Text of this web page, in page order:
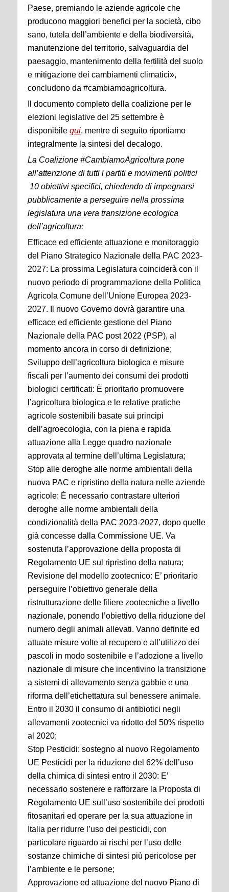
Paese, premiando le aziende agricole che
producono maggiori benefici per la società, cibo
sano, tutela dell’ambiente e della biodiversità,
manutenzione del territorio, salvaguardia del
paesaggio, mantenimento della fertilità del suolo
e mitigazione dei cambiamenti climatici»,
concludono da #cambiamoagricoltura.
Il documento completo della coalizione per le
elezioni legislative del 25 settembre è
disponibile qui, mentre di seguito riportiamo
integralmente la sintesi del decalogo.
La Coalizione #CambiamoAgricoltura pone
all’attenzione di tutti i partiti e movimenti politici
10 obiettivi specifici, chiedendo di impegnarsi
pubblicamente a perseguire nella prossima
legislatura una vera transizione ecologica
dell’agricoltura:
Efficace ed efficiente attuazione e monitoraggio
del Piano Strategico Nazionale della PAC 2023-
2027: La prossima Legislatura coinciderà con il
nuovo periodo di programmazione della Politica
Agricola Comune dell’Unione Europea 2023-
2027. Il nuovo Governo dovrà garantire una
efficace ed efficiente gestione del Piano
Nazionale della PAC post 2022 (PSP), al
momento ancora in corso di definizione;
Sviluppo dell’agricoltura biologica e misure
fiscali per l’aumento dei consumi dei prodotti
biologici certificati: È prioritario promuovere
l’agricoltura biologica e le relative pratiche
agricole sostenibili basate sui principi
dell’agroecologia, con la piena e rapida
attuazione alla Legge quadro nazionale
approvata al termine dell’ultima Legislatura;
Stop alle deroghe alle norme ambientali della
nuova PAC e ripristino della natura nelle aziende
agricole: È necessario contrastare ulteriori
deroghe alle norme ambientali della
condizionalità della PAC 2023-2027, dopo quelle
già concesse dalla Commissione UE. Va
sostenuta l’approvazione della proposta di
Regolamento UE sul ripristino della natura;
Revisione del modello zootecnico: E’ prioritario
perseguire l’obiettivo generale della
ristrutturazione delle filiere zootecniche a livello
nazionale, ponendo l’obiettivo della riduzione del
numero degli animali allevati. Vanno definite ed
attuate misure volte al recupero e all’utilizzo dei
pascoli in modo sostenibile e l’adozione a livello
nazionale di misure che incentivino la transizione
a sistemi di allevamento senza gabbie e una
riforma dell’etichettatura sul benessere animale.
Entro il 2030 il consumo di antibiotici negli
allevamenti zootecnici va ridotto del 50% rispetto
al 2020;
Stop Pesticidi: sostegno al nuovo Regolamento
UE Pesticidi per la riduzione del 62% dell’uso
della chimica di sintesi entro il 2030: E’
necessario sostenere e rafforzare la Proposta di
Regolamento UE sull’uso sostenibile dei prodotti
fitosanitari ed operare per la sua attuazione in
Italia per ridurre l’uso dei pesticidi, con
particolare riguardo ai rischi per l’uso delle
sostanze chimiche di sintesi più pericolose per
l’ambiente e le persone;
Approvazione ed attuazione del nuovo Piano di